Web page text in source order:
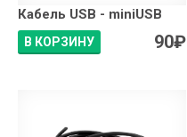
Кабель USB - miniUSB
В КОРЗИНУ 90₽